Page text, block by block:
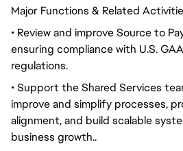
Major Functions & Related
• Review and improve Source to
ensuring compliance with U.S.
regulations.
• Support the Shared Services
improve and simplify processes,
alignment, and build scalable
business growth..